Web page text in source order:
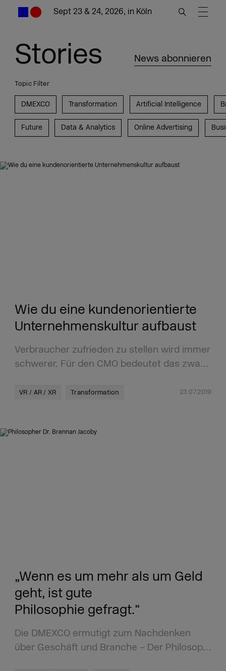
Sept 23 & 24, 2026, in Köln
Stories News abonnieren
Topic Filter
DMEXCO Transformation Artificial Intelligence
Future Data & Analytics Online Advertising
Wie du eine kundenorientierte
Unternehmenskultur aufbaust
Verbraucher zufrieden zu stellen wird immer
schwerer. Für den CMO bedeutet das zwa…
VR / AR / XR Transformation 23.07.2019
„Wenn es um mehr als um Geld
geht, ist gute
Philosophie gefragt.“
Die DMEXCO ermutigt zum Nachdenken
über Geschäft und Branche – Der Philosop…